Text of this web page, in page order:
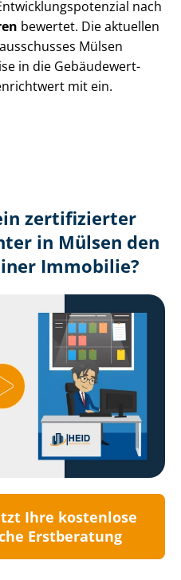
nach
bewertet. Die aktuellen
Mülsen
in die Ge­bäu­de­wert­
mit ein.
zertifizierter
in Mülsen den
Immobilie?
Ihre kostenlose
Erstberatung